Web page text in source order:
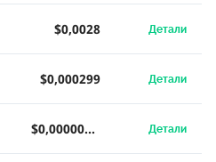
$0,0028 Детали
$0,000299 Детали
$0,00000621 Детали